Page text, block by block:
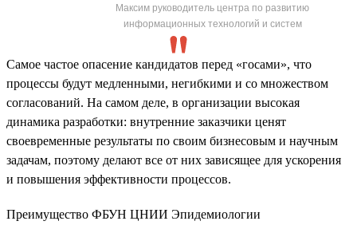
Максим руководитель центра по развитию
информационных технологий и систем
Самое частое опасение кандидатов перед «госами», что
процессы будут медленными, негибкими и со множеством
согласований. На самом деле, в организации высокая
динамика разработки: внутренние заказчики ценят
своевременные результаты по своим бизнесовым и научным
задачам, поэтому делают все от них зависящее для ускорения
и повышения эффективности процессов.
Преимущество ФБУН ЦНИИ Эпидемиологии